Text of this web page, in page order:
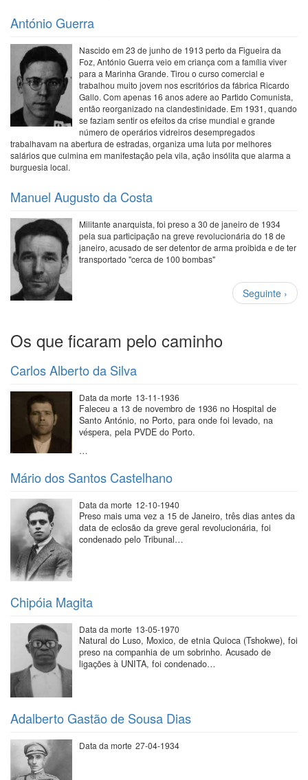
António Guerra
Nascido em 23 de junho de 1913 perto da Figueira da
Foz, António Guerra veio em criança com a família viver
para a Marinha Grande. Tirou o curso comercial e
trabalhou muito jovem nos escritórios da fábrica Ricardo
Gallo. Com apenas 16 anos adere ao Partido Comunista,
então reorganizado na clandestinidade. Em 1931, quando
se faziam sentir os efeitos da crise mundial e grande
número de operários vidreiros desempregados
trabalhavam na abertura de estradas, organiza uma luta por melhores
salários que culmina em manifestação pela vila, ação insólita que alarma a
burguesia local.
Manuel Augusto da Costa
Militante anarquista, foi preso a 30 de janeiro de 1934
pela sua participação na greve revolucionária do 18 de
janeiro, acusado de ser detentor de arma proibida e de ter
transportado "cerca de 100 bombas"
Paginação
Próxima
página
Seguinte ›
Os que ficaram pelo caminho
Carlos Alberto da Silva
Data da morte 13-11-1936
Faleceu a 13 de novembro de 1936 no Hospital de
Santo António, no Porto, para onde foi levado, na
véspera, pela PVDE do Porto.
…
Mário dos Santos Castelhano
Data da morte 12-10-1940
Preso mais uma vez a 15 de Janeiro, três dias antes da
data de eclosão da greve geral revolucionária, foi
condenado pelo Tribunal…
Chipóia Magita
Data da morte 13-05-1970
Natural do Luso, Moxico, de etnia Quioca (Tshokwe), foi
preso na companhia de um sobrinho. Acusado de
ligações à UNITA, foi condenado…
Adalberto Gastão de Sousa Dias
Data da morte 27-04-1934